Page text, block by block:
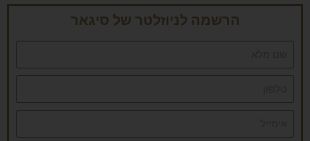
הרשמה לניוזלטר של סיגאר